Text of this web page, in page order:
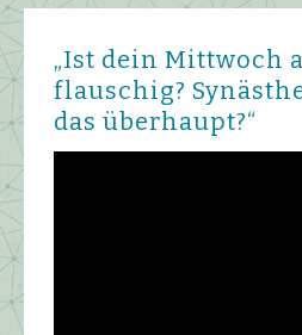
„Ist dein Mittwoch
flauschig?
das überhaupt?“